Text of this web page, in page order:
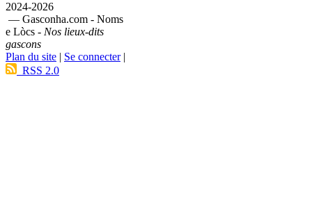
2024-2026
— Gasconha.com - Noms
e Lòcs - Nos lieux-dits
gascons
Plan du site | Se connecter|
RSS 2.0